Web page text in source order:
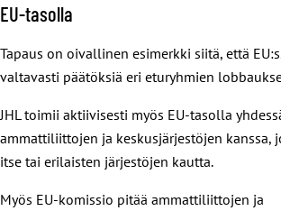
EU-tasolla
Tapaus on oivallinen esimerkki siitä, että
valtavasti päätöksiä eri eturyhmien
JHL toimii aktiivisesti myös EU-tasolla
ammattiliittojen ja keskusjärjestöjen kanssa,
itse tai erilaisten järjestöjen kautta.
Myös EU-komissio pitää ammattiliittojen ja